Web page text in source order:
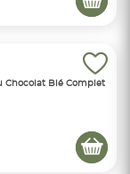
Chocolat Blé Complet